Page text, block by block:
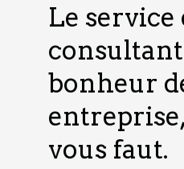
Le service
bonheur
vous faut.